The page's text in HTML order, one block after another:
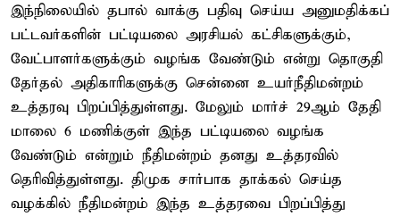
இந்நிலையில் தபால் வாக்கு பதிவு செய்ய அனுமதிக்கப்
பட்டவர்களின் பட்டியலை அரசியல் கட்சிகளுக்கும்,
வேட்பாளர்களுக்கும் வழங்க வேண்டும் என்று தொகுதி
தேர்தல் அதிகாரிகளுக்கு சென்னை உயர்நீதிமன்றம்
உத்தரவு பிறப்பித்துள்ளது. மேலும் மார்ச் 29ஆம் தேதி
மாலை 6 மணிக்குள் இந்த பட்டியலை வழங்க
வேண்டும் என்றும் நீதிமன்றம் தனது உத்தரவில்
தெரிவித்துள்ளது. திமுக சார்பாக தாக்கல் செய்த
வழக்கில் நீதிமன்றம் இந்த உத்தரவை பிறப்பித்து